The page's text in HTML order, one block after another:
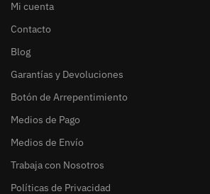
Mi cuenta
Contacto
Blog
Garantías y Devoluciones
Botón de Arrepentimiento
Medios de Pago
Medios de Envío
Trabaja con Nosotros
Políticas de Privacidad